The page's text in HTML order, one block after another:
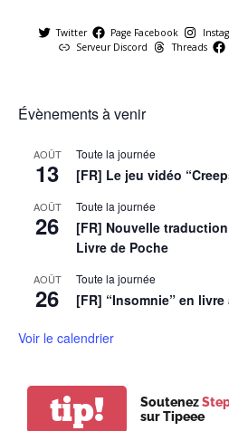
Twitter Page Facebook
Serveur Discord
Threads
Évènements à venir
AOÛT
13
Toute la journée
[FR] Le jeu vidéo
AOÛT
26
Toute la journée
[FR] Nouvelle
Livre de Poche
AOÛT
26
Toute la journée
[FR] “Insomnie” en
Voir le calendrier
tip! Soutenez
sur Tipeee